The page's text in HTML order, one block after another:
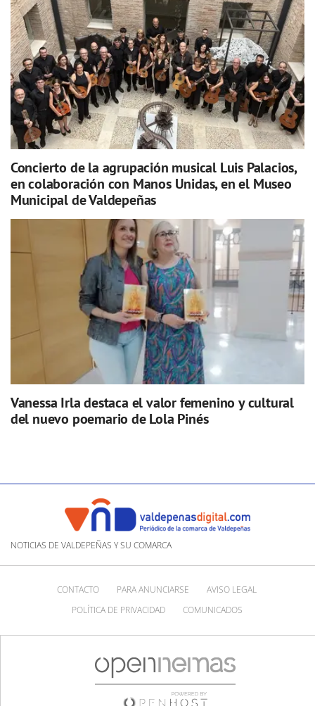
Concierto de la agrupación musical Luis Palacios,
en colaboración con Manos Unidas, en el Museo
Municipal de Valdepeñas
Vanessa Irla destaca el valor femenino y cultural
del nuevo poemario de Lola Pinés
NOTICIAS DE VALDEPEÑAS Y SU COMARCA
CONTACTO PARA ANUNCIARSE
AVISO LEGAL
POLÍTICA DE PRIVACIDAD
COMUNICADOS